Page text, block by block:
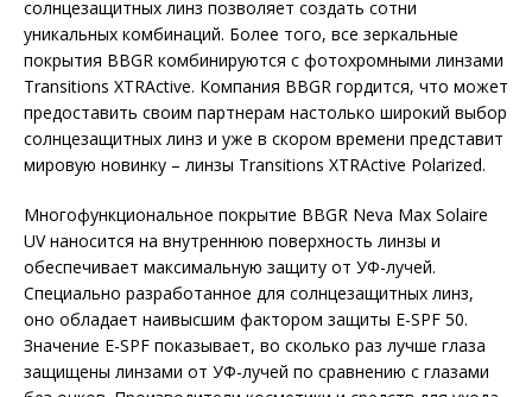
солнцезащитных линз позволяет создать сотни
уникальных комбинаций. Более того, все зеркальные
покрытия BBGR комбинируются с фотохромными линзами
Transitions XTRActive. Компания BBGR гордится, что может
предоставить своим партнерам настолько широкий выбор
солнцезащитных линз и уже в скором времени представит
мировую новинку – линзы Transitions XTRActive Polarized.
Многофункциональное покрытие BBGR Neva Max Solaire
UV наносится на внутреннюю поверхность линзы и
обеспечивает максимальную защиту от УФ-лучей.
Специально разработанное для солнцезащитных линз,
оно обладает наивысшим фактором защиты E-SPF 50.
Значение E-SPF показывает, во сколько раз лучше глаза
защищены линзами от УФ-лучей по сравнению с глазами